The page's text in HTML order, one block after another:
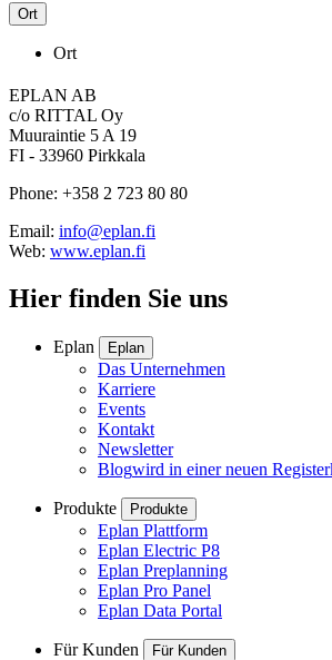
Ort
Ort
EPLAN AB
c/o RITTAL Oy
Muuraintie 5 A 19
FI - 33960 Pirkkala
Phone: +358 2 723 80 80
Email: info@eplan.fi
Web: www.eplan.fi
Hier finden Sie uns
Eplan Eplan
Das Unternehmen
Karriere
Events
Kontakt
Newsletter
Blogwird in einer neuen
Produkte Produkte
Eplan Plattform
Eplan Electric P8
Eplan Preplanning
Eplan Pro Panel
Eplan Data Portal
Für Kunden Für Kunden